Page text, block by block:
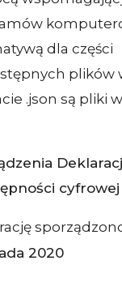
dla części
plików
.json są pliki
cyfrowej
2020